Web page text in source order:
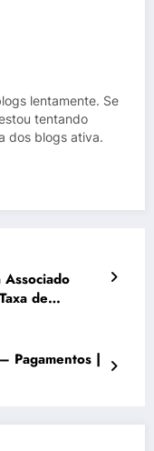
lentamente. Se
tentando
dos blogs ativa.
de
Pagamentos |